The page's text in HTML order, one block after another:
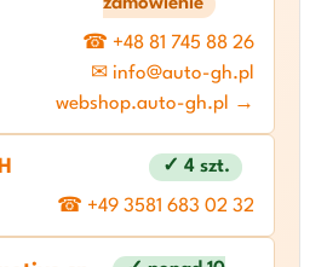
zamowienie
☎ +48 81 745 88 26
✉ info@auto-gh.pl
webshop.auto-gh.pl →
✓ 4 szt.
☎ +49 3581 683 02 32